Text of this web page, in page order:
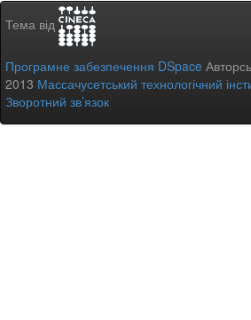
Тема від
Програмне забезпечення DSpace
2013 Массачусетський технологічний
Зворотний зв’язок